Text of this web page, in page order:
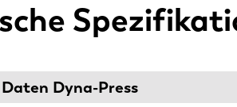
Dyna-Press